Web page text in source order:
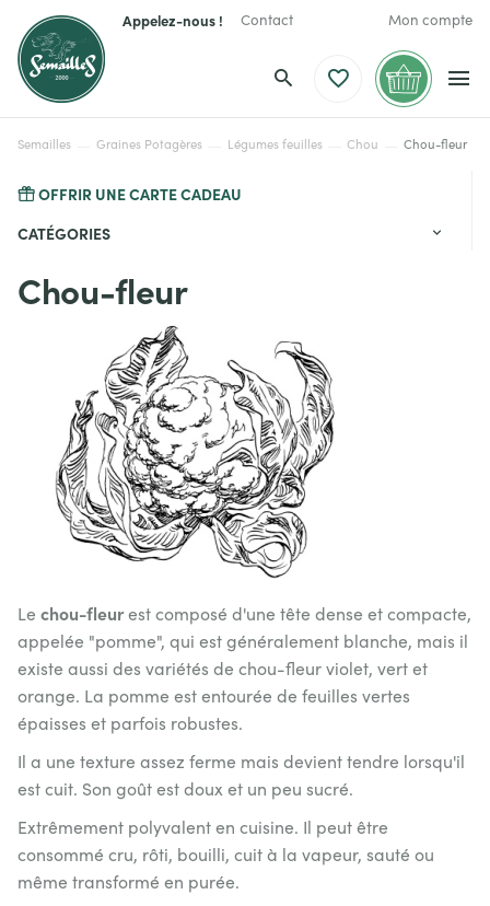
Appelez-nous ! Contact Mon compte
Semailles Graines Potagères Légumes feuilles Chou Chou-fleur
OFFRIR UNE CARTE CADEAU
CATÉGORIES
Chou-fleur
Le chou-fleurest composé d'une tête dense et compacte,
appelée "pomme", qui est généralement blanche, mais il
existe aussi des variétés de chou-fleur violet, vert et
orange. La pomme est entourée de feuilles vertes
épaisses et parfois robustes.
Il a une texture assez ferme mais devient tendre lorsqu'il
est cuit. Son goût est doux et un peu sucré.
Extrêmement polyvalent en cuisine. Il peut être
consommé cru, rôti, bouilli, cuit à la vapeur, sauté ou
même transformé en purée.